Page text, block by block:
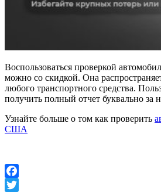
Воспользоваться проверкой
можно со скидкой. Она
любого транспортного средства.
получить полный отчет буквально за
Узнайте больше о том как проверить
США
Facebook